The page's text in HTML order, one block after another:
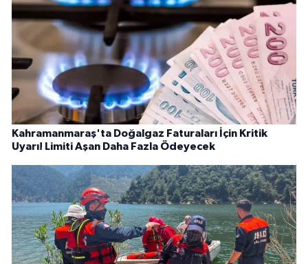
Kahramanmaraş'ta Doğalgaz Faturaları İçin Kritik
Uyarı! Limiti Aşan Daha Fazla Ödeyecek